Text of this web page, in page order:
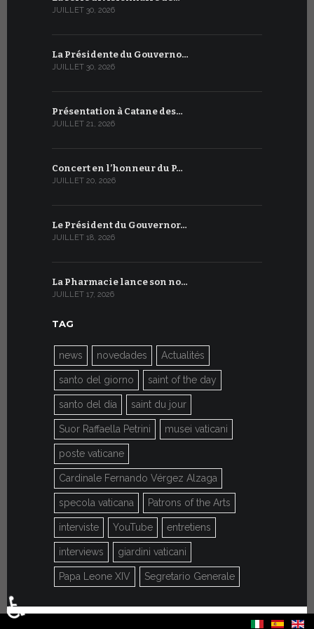
JUILLET 30, 2026
La Présidente du Gouverno…
JUILLET 30, 2026
Présentation à Catane des…
JUILLET 21, 2026
Concert en l’honneur du P…
JUILLET 20, 2026
Le Président du Gouvernor…
JUILLET 18, 2026
La Pharmacie lance son no…
JUILLET 17, 2026
TAG
news novedades Actualités
santo del giorno saint of the day
santo del día saint du jour
Suor Raffaella Petrini musei vaticani
poste vaticane
Cardinale Fernando Vérgez Alzaga
specola vaticana Patrons of the Arts
interviste YouTube entretiens
interviews giardini vaticani
Papa Leone XIV Segretario Generale
Sélectionnez votre langue